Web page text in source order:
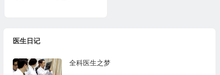
医生日记
全科医生之梦